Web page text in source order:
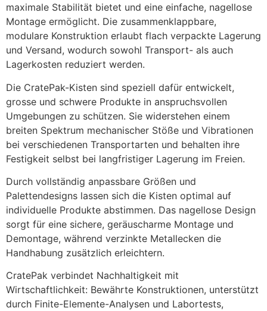
maximale Stabilität bietet und eine einfache, nagellose
Montage ermöglicht. Die zusammenklappbare,
modulare Konstruktion erlaubt flach verpackte Lagerung
und Versand, wodurch sowohl Transport- als auch
Lagerkosten reduziert werden.
Die CratePak-Kisten sind speziell dafür entwickelt,
grosse und schwere Produkte in anspruchsvollen
Umgebungen zu schützen. Sie widerstehen einem
breiten Spektrum mechanischer Stöße und Vibrationen
bei verschiedenen Transportarten und behalten ihre
Festigkeit selbst bei langfristiger Lagerung im Freien.
Durch vollständig anpassbare Größen und
Palettendesigns lassen sich die Kisten optimal auf
individuelle Produkte abstimmen. Das nagellose Design
sorgt für eine sichere, geräuscharme Montage und
Demontage, während verzinkte Metallecken die
Handhabung zusätzlich erleichtern.
CratePak verbindet Nachhaltigkeit mit
Wirtschaftlichkeit: Bewährte Konstruktionen, unterstützt
durch Finite-Elemente-Analysen und Labortests,